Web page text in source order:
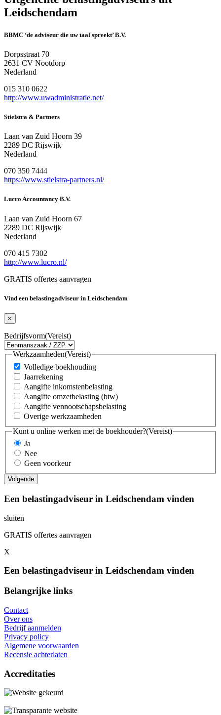
Leidschendam
BBMC ‘de adviseur die uw taal spreekt’ B.V.
Dorpsstraat 70
2631 CV Nootdorp
Nederland
015 310 0622
http://www.uwadministratie.net/
Stielstra & Partners
Laan van Zuid Hoorn 39
2289 DC Rijswijk
Nederland
070 350 7444
https://www.stielstra-partners.nl/
Lucro Accountancy B.V.
Laan van Zuid Hoorn 67
2289 DC Rijswijk
Nederland
070 415 7302
http://www.lucro.nl/
GRATIS offertes aanvragen
Vind een belastingadviseur in Leidschendam
×
Bedrijfsvorm(Vereist)
Werkzaamheden(Vereist)
Volledige boekhouding
Jaarrekening
Aangifte inkomstenbelasting
Aangifte omzetbelasting (btw)
Aangifte vennootschapsbelasting
Overige werkzaamheden
Kunt u online werken met de boekhouder?(Vereist)
Ja
Nee
Geen voorkeur
Een belastingadviseur in Leidschendam vinden
sluiten
GRATIS offertes aanvragen
X
Een belastingadviseur in Leidschendam vinden
Belangrijke links
Contact
Over ons
Bedrijf aanmelden
Privacy policy
Algemene voorwaarden
Recensie achterlaten
Accreditaties